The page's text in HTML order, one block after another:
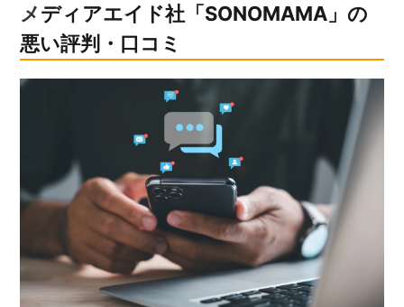
メディアエイド社「SONOMAMA」の
悪い評判・口コミ